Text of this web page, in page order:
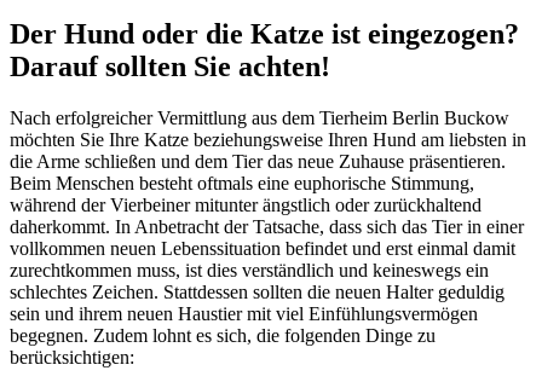
Der Hund oder die Katze ist eingezogen?
Darauf sollten Sie achten!
Nach erfolgreicher Vermittlung aus dem Tierheim Berlin Buckow
möchten Sie Ihre Katze beziehungsweise Ihren Hund am liebsten in
die Arme schließen und dem Tier das neue Zuhause präsentieren.
Beim Menschen besteht oftmals eine euphorische Stimmung,
während der Vierbeiner mitunter ängstlich oder zurückhaltend
daherkommt. In Anbetracht der Tatsache, dass sich das Tier in einer
vollkommen neuen Lebenssituation befindet und erst einmal damit
zurechtkommen muss, ist dies verständlich und keineswegs ein
schlechtes Zeichen. Stattdessen sollten die neuen Halter geduldig
sein und ihrem neuen Haustier mit viel Einfühlungsvermögen
begegnen. Zudem lohnt es sich, die folgenden Dinge zu
berücksichtigen: